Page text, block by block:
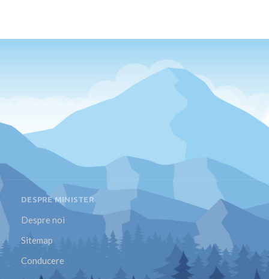
DESPRE MINISTER
Despre noi
Sitemap
Conducere